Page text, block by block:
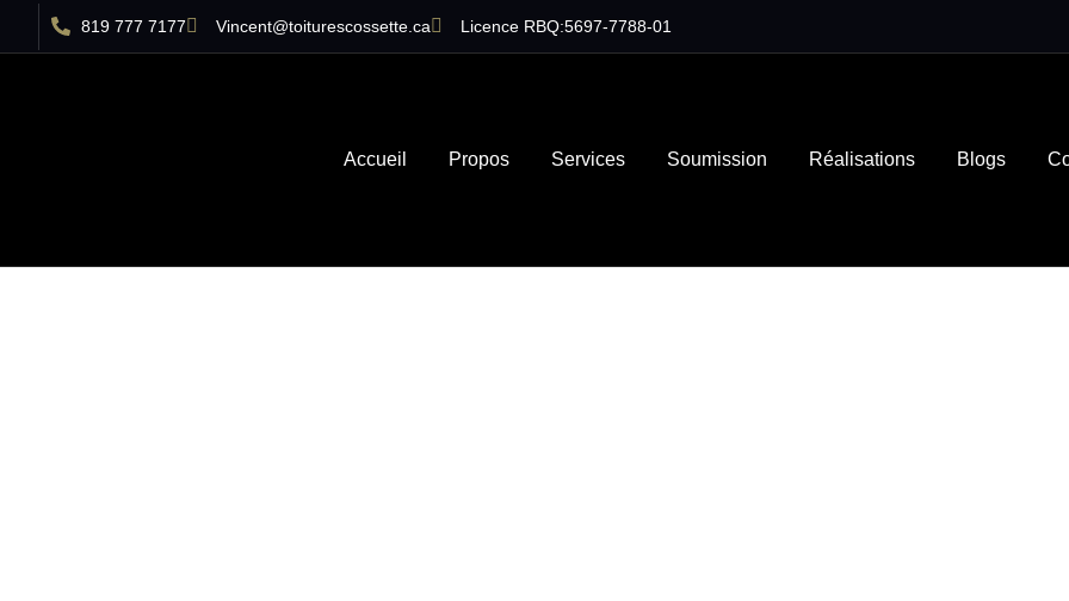
819 777 7177 Vincent@toiturescossette.ca Licence RBQ:5697-7788-01
Accueil Propos Services Soumission Réalisations Blogs